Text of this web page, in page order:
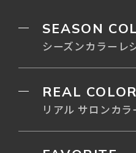
SEASON
シーズンカラーレ
REAL
リアル サロンカラ